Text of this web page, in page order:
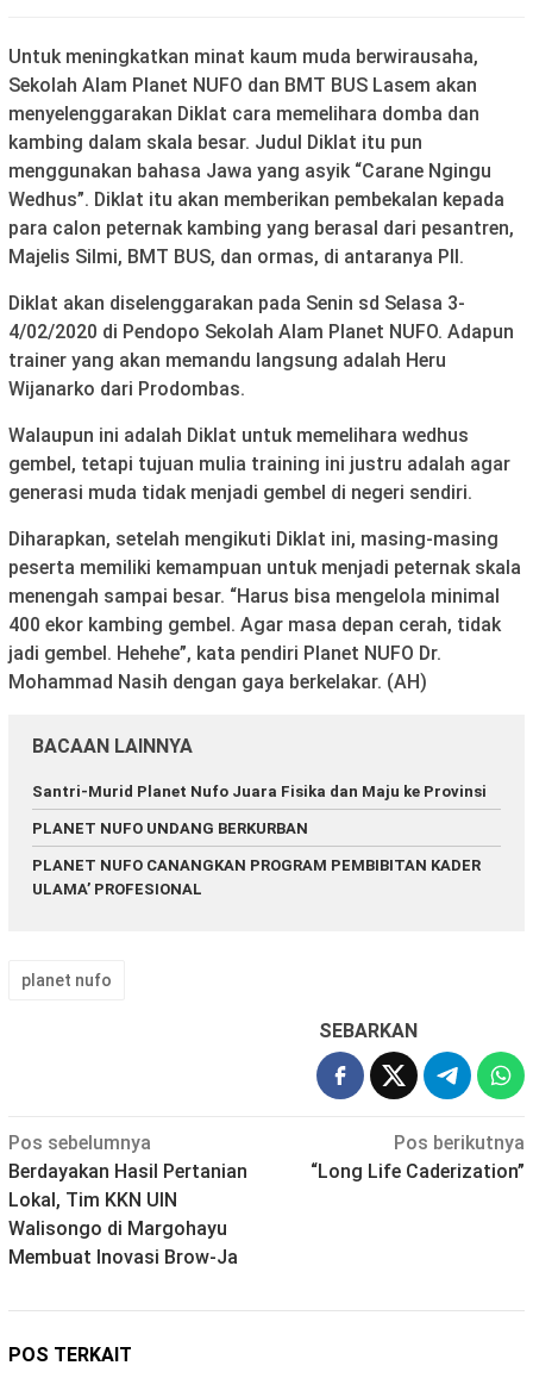
Untuk meningkatkan minat kaum muda berwirausaha,
Sekolah Alam Planet NUFO dan BMT BUS Lasem akan
menyelenggarakan Diklat cara memelihara domba dan
kambing dalam skala besar. Judul Diklat itu pun
menggunakan bahasa Jawa yang asyik “Carane Ngingu
Wedhus”. Diklat itu akan memberikan pembekalan kepada
para calon peternak kambing yang berasal dari pesantren,
Majelis Silmi, BMT BUS, dan ormas, di antaranya PII.
Diklat akan diselenggarakan pada Senin sd Selasa 3-
4/02/2020 di Pendopo Sekolah Alam Planet NUFO. Adapun
trainer yang akan memandu langsung adalah Heru
Wijanarko dari Prodombas.
Walaupun ini adalah Diklat untuk memelihara wedhus
gembel, tetapi tujuan mulia training ini justru adalah agar
generasi muda tidak menjadi gembel di negeri sendiri.
Diharapkan, setelah mengikuti Diklat ini, masing-masing
peserta memiliki kemampuan untuk menjadi peternak skala
menengah sampai besar. “Harus bisa mengelola minimal
400 ekor kambing gembel. Agar masa depan cerah, tidak
jadi gembel. Hehehe”, kata pendiri Planet NUFO Dr.
Mohammad Nasih dengan gaya berkelakar. (AH)
BACAAN LAINNYA
Santri-Murid Planet Nufo Juara Fisika dan Maju ke Provinsi
PLANET NUFO UNDANG BERKURBAN
PLANET NUFO CANANGKAN PROGRAM PEMBIBITAN KADER
ULAMA’ PROFESIONAL
planet nufo
SEBARKAN
Navigasi
pos
Pos sebelumnya
Berdayakan Hasil Pertanian
Lokal, Tim KKN UIN
Walisongo di Margohayu
Membuat Inovasi Brow-Ja
Pos berikutnya
“Long Life Caderization”
POS TERKAIT